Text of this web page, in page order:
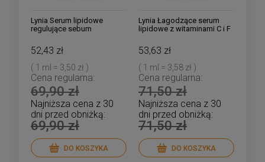
Lynia Serum lipidowe
regulujące sebum
52,43 zł
( 1 ml = 3,50 zł )
Cena regularna:
69,90 zł
Najniższa cena z 30
dni przed obniżką:
69,90 zł
DO KOSZYKA
Lynia Łagodzące serum
lipidowe z witaminami C i F
53,63 zł
( 1 ml = 3,58 zł )
Cena regularna:
71,50 zł
Najniższa cena z 30
dni przed obniżką:
71,50 zł
DO KOSZYKA